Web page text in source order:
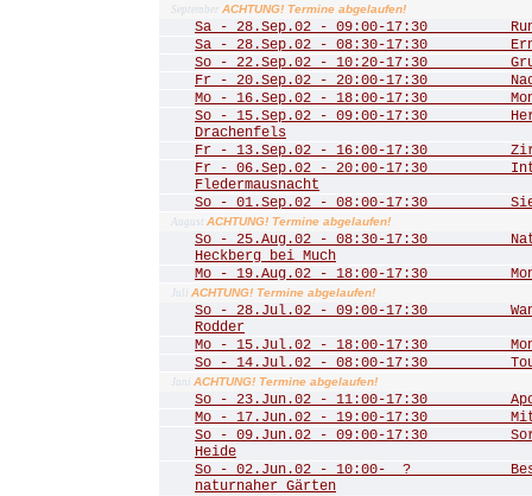
September ACHTUNG! Termine abgelaufen!
Sa - 28.Sep.02 - 09:00-17:30 Rund
Sa - 28.Sep.02 - 08:30-17:30
So - 22.Sep.02 - 10:20-17:30
Fr - 20.Sep.02 - 20:00-17:30
Mo - 16.Sep.02 - 18:00-17:30
So - 15.Sep.02 - 09:00-17:30
Drachenfels
Fr - 13.Sep.02 - 16:00-17:30
Fr - 06.Sep.02 - 20:00-17:30
Fledermausnacht
So - 01.Sep.02 - 08:00-17:30
August ACHTUNG! Termine abgelaufen!
So - 25.Aug.02 - 08:30-17:30
Heckberg bei Much
Mo - 19.Aug.02 - 18:00-17:30
Juli ACHTUNG! Termine abgelaufen!
So - 28.Jul.02 - 09:00-17:30
Rodder
Mo - 15.Jul.02 - 18:00-17:30
So - 14.Jul.02 - 08:00-17:30 Tour
Juni ACHTUNG! Termine abgelaufen!
So - 23.Jun.02 - 11:00-17:30
Mo - 17.Jun.02 - 19:00-17:30
So - 09.Jun.02 - 09:00-17:30
Heide
So - 02.Jun.02 - 10:00- ?
naturnaher Gärten